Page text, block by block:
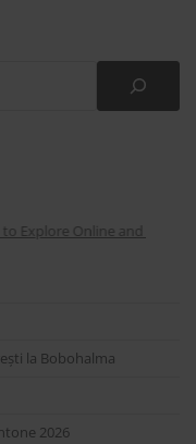
Explore Online and On the
la Bobohalma
2026